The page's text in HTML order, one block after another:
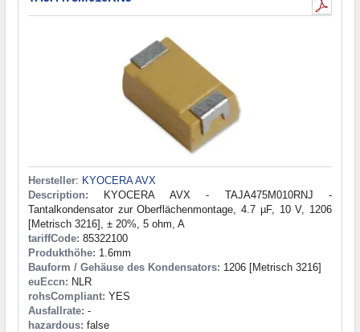
Hersteller: KYOCERA AVX
Description: KYOCERA AVX - TAJA475M010RNJ -
Tantalkondensator zur Oberflächenmontage, 4.7 µF, 10 V, 1206
[Metrisch 3216], ± 20%, 5 ohm, A
tariffCode: 85322100
Produkthöhe: 1.6mm
Bauform / Gehäuse des Kondensators: 1206 [Metrisch 3216]
euEccn: NLR
rohsCompliant: YES
Ausfallrate: -
hazardous: false